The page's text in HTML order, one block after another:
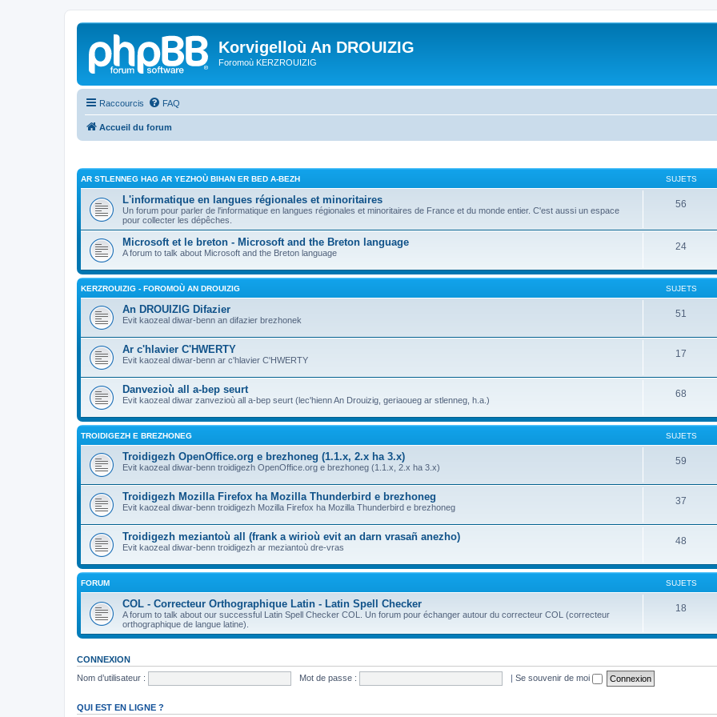
Korvigelloù An DROUIZIG
Foromoù KERZROUIZIG
Raccourcis FAQ
Accueil du forum
AR STLENNEG HAG AR YEZHOÙ BIHAN ER BED A-BEZH SUJETS
L'informatique en langues régionales et minoritaires
Un forum pour parler de l'informatique en langues régionales et minoritaires de France et du monde entier. C'est aussi un espace
pour collecter les dépêches.
56
Microsoft et le breton - Microsoft and the Breton language
A forum to talk about Microsoft and the Breton language
24
KERZROUIZIG - FOROMOÙ AN DROUIZIG SUJETS
An DROUIZIG Difazier
Evit kaozeal diwar-benn an difazier brezhonek
51
Ar c'hlavier C'HWERTY
Evit kaozeal diwar-benn ar c'hlavier C'HWERTY
17
Danvezioù all a-bep seurt
Evit kaozeal diwar zanvezioù all a-bep seurt (lec'hienn An Drouizig, geriaoueg ar stlenneg, h.a.)
68
TROIDIGEZH E BREZHONEG SUJETS
Troidigezh OpenOffice.org e brezhoneg (1.1.x, 2.x ha 3.x)
Evit kaozeal diwar-benn troidigezh OpenOffice.org e brezhoneg (1.1.x, 2.x ha 3.x)
59
Troidigezh Mozilla Firefox ha Mozilla Thunderbird e brezhoneg
Evit kaozeal diwar-benn troidigezh Mozilla Firefox ha Mozilla Thunderbird e brezhoneg
37
Troidigezh meziantoù all (frank a wirioù evit an darn vrasañ anezho)
Evit kaozeal diwar-benn troidigezh ar meziantoù dre-vras
48
FORUM SUJETS
COL - Correcteur Orthographique Latin - Latin Spell Checker
A forum to talk about our successful Latin Spell Checker COL. Un forum pour échanger autour du correcteur COL (correcteur
orthographique de langue latine).
18
CONNEXION
Nom d’utilisateur :
Mot de passe : | Se souvenir de moi
QUI EST EN LIGNE ?